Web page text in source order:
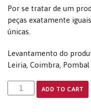
Por se tratar de um
peças exatamente
únicas.
Levantamento do
Leiria, Coimbra, Pombal
ADD TO CART